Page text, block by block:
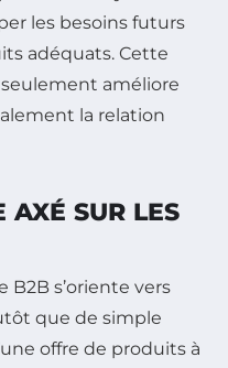
les besoins futurs
adéquats. Cette
améliore
la relation
AXÉ SUR LES
B2B s’oriente vers
que de simple
offre de produits à